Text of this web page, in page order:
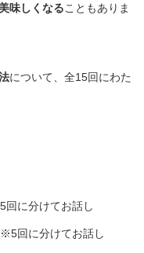
味しくなることもありま
について、全15回にわた
に分けてお話し
※5回に分けてお話し